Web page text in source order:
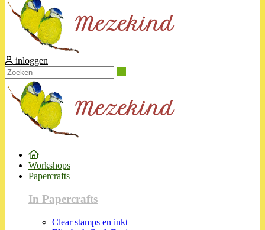
inloggen
Workshops
Papercrafts
In Papercrafts
Clear stamps en inkt